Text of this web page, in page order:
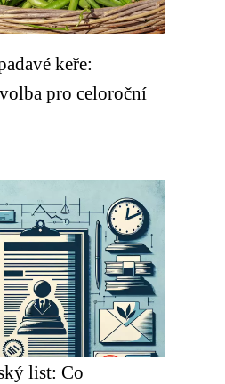
keře:
pro celoroční
list: Co